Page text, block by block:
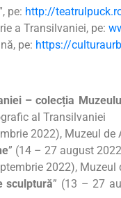
pe: http://
a Transilvaniei, pe:
pe: https://
– colecția
al Transilvaniei
2022), Muzeul de
” (14 – 27 august
2022), Muzeul
sculptură” (13 – 27